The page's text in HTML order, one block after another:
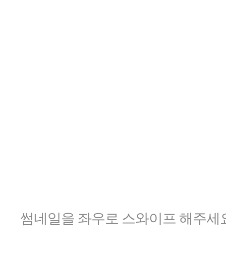
썸네일을 좌우로 스와이프 해주세